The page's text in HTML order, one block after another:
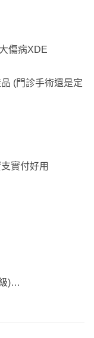
他同業 的保費 其
下的金額是否充
額的：）
保費最低的選項
的三商保單已經有
，才知道 罹癌當
候的保單別忘了變
給付額比較高、申
傷病XDE
(門診手術還是定
實付好用
)
起的感覺